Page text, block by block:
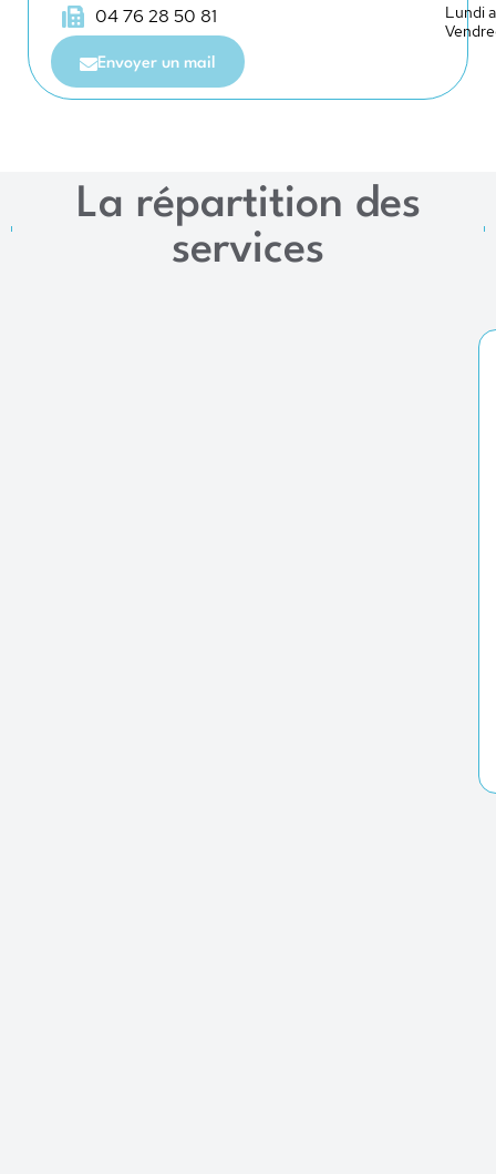
04 76 28 50 81
Envoyer un mail
Lundi
La répartition des
services